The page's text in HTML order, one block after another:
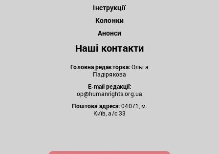
Інструкції
Колонки
Анонси
Наші контакти
Головна редакторка:Ольга
Падірякова
E-mail редакції:
op@humanrights.org.ua
Поштова адреса:04071, м.
Київ, а/с 33